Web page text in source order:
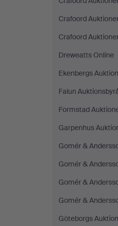
Crafoord
Crafoord
Dreweatts Online
Ekenbergs
Falun
Formstad
Garpenhus
Gomér &
Gomér &
Gomér &
Gomér &
Göteborgs